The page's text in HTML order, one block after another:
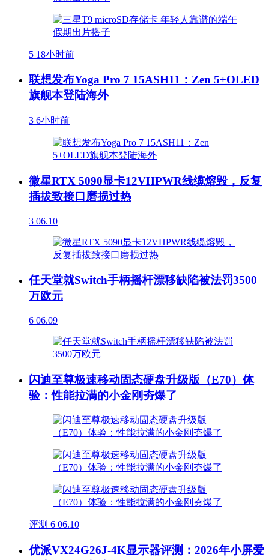
5 18小时前
联想发布Yoga Pro 7 15ASH11：Zen 5+OLED
旗舰本登陆海外
3 6小时前
微星RTX 5090显卡12VHPWR线缆熔毁，反复
插拔致接口磨损过热
3 06.10
任天堂就Switch手柄摇杆漂移缺陷被法罚3500
万欧元
6 06.09
闪迪至尊极速移动固态硬盘升级版（E70）体
验：性能拉满的小金刚夯爆了
评测 6 06.10
优派VX24G26J-4K显示器评测：2026年小屏爱